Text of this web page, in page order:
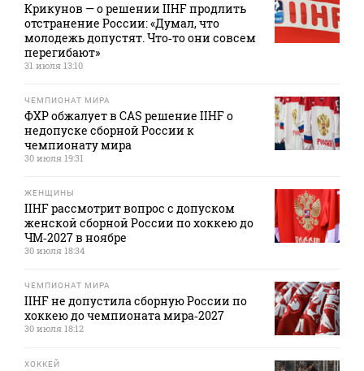
Крикунов — о решении IIHF продлить
отстранение России: «Думал, что
молодежь допустят. Что‑то они совсем
перегибают»
31 июля 13:10
ЧЕМПИОНАТ МИРА
ФХР обжалует в CAS решение IIHF о
недопуске сборной России к
чемпионату мира
30 июля 19:31
ЖЕНЩИНЫ
IIHF рассмотрит вопрос с допуском
женской сборной России по хоккею до
ЧМ‑2027 в ноябре
30 июля 18:34
ЧЕМПИОНАТ МИРА
IIHF не допустила сборную России по
хоккею до чемпионата мира‑2027
30 июля 18:12
ХОККЕЙ